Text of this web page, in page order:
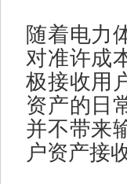
随着电力
对准许成
极接收用
资产的日
并不带来
户资产接